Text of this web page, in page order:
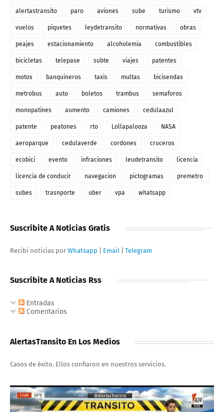
alertastransito paro aviones sube turismo vtv
vuelos piquetes leydetransito normativas obras
peajes estacionamiento alcoholemia combustibles
bicicletas telepase subte viajes patentes
motos banquineros taxis multas bicisendas
metrobus auto boletos trambus semaforos
monopatines aumento camiones cedulaazul
patente peatones rto Lollapalooza NASA
aeroparque cedulaverde cordones cruceros
ecobici evento infraciones leudetransito licencia
licencia de conducir navegacion pictogramas premetro
subes trasnporte uber vpa whatsapp
Suscribite A Noticias Gratis
Recibi noticias por Whatsapp Email Telegram
Suscribite A Noticias Rss
Entradas
Comentarios
AlertasTransito En Los Medios
Casos de éxito. Ellos confiaron en nuestros servicios.